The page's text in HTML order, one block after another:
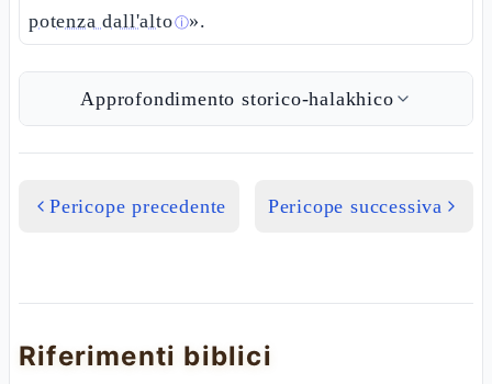
potenza dall'altoⓘ».
Approfondimento storico-halakhico
Pericope precedente Pericope successiva
Riferimenti biblici